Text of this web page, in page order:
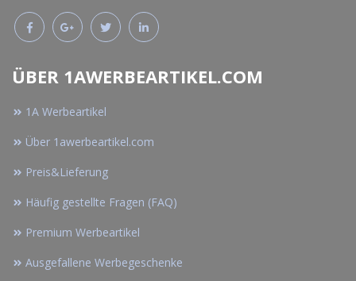
ÜBER 1AWERBEARTIKEL.COM
1A Werbeartikel
Über 1awerbeartikel.com
Preis&Lieferung
Häufig gestellte Fragen (FAQ)
Premium Werbeartikel
Ausgefallene Werbegeschenke